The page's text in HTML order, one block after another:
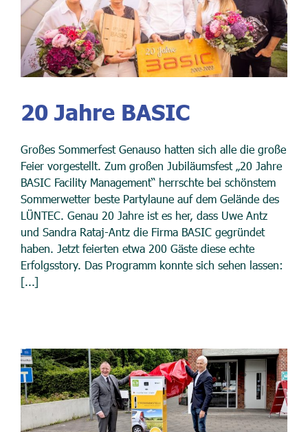
20 Jahre BASIC
Großes Sommerfest Genauso hatten sich alle die große
Feier vorgestellt. Zum großen Jubiläumsfest „20 Jahre
BASIC Facility Management“ herrschte bei schönstem
Sommerwetter beste Partylaune auf dem Gelände des
LÜNTEC. Genau 20 Jahre ist es her, dass Uwe Antz
und Sandra Rataj-Antz die Firma BASIC gegründet
haben. Jetzt feierten etwa 200 Gäste diese echte
Erfolgsstory. Das Programm konnte sich sehen lassen:
[...]